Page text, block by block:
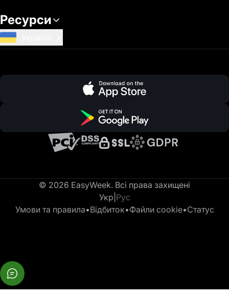
Ресурси
© 2026 EasyWeek. Всі права захищені
Укр Рус
Умови та правила•Відбиток•Файли cookie•Статус